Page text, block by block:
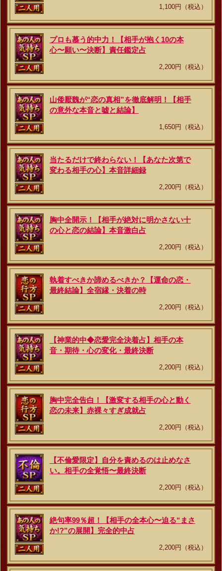
1,100円（税込）
プロも慕う的中力！【相手が抱く10の本
心〜願い〜決断】責任鑑定占
2,200円（税込）
山倭厭魏が“恋の真相”を徹底解明！【相手
の意外な本音と嘘と結論】
1,650円（税込）
当たるだけで終わらない！【あなた次第で
変わる相手の心】本音詳細録
2,200円（税込）
胸中全開示！【相手が絶対に明かさない十
の心と恋の結論】本音激白占
2,200円（税込）
執着すべきか諦めるべきか？【運命の恋・
最終結論】全宿縁・決着の時
2,200円（税込）
【神業的中◆恋愛完全決着占】相手の本
音・期待・心の変化・最終決断
2,200円（税込）
胸中完全告白！【激変する相手の心と動く
恋の未来】赤裸々すぎ成就占
2,200円（税込）
【不倫愛限定】自分を責めるのは止めなさ
い。相手の全覚悟〜最終決断
2,200円（税込）
絶句率99％超！【相手の全本心〜迫る“まさ
か!?”の展開】完全的中占
2,200円（税込）